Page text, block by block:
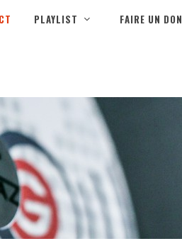
PLAYLIST FAIRE UN DON